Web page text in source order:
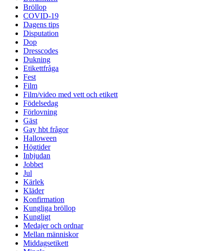
Bröllop
COVID-19
Dagens tips
Disputation
Dop
Dresscodes
Dukning
Etikettfråga
Fest
Film
Film/video med vett och etikett
Födelsedag
Förlovning
Gäst
Gay hbt frågor
Halloween
Högtider
Inbjudan
Jobbet
Jul
Kärlek
Kläder
Konfirmation
Kungliga bröllop
Kungligt
Medajer och ordnar
Mellan människor
Middagsetikett